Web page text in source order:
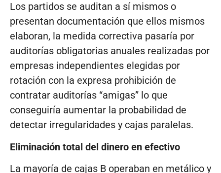
Los partidos se auditan a sí mismos o
presentan documentación que ellos mismos
elaboran, la medida correctiva pasaría por
auditorías obligatorias anuales realizadas por
empresas independientes elegidas por
rotación con la expresa prohibición de
contratar auditorías “amigas” lo que
conseguiría aumentar la probabilidad de
detectar irregularidades y cajas paralelas.
Eliminación total del dinero en efectivo
La mayoría de cajas B operaban en metálico y